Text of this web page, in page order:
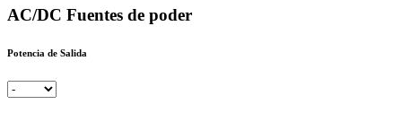
AC/DC Fuentes de poder
Potencia de Salida